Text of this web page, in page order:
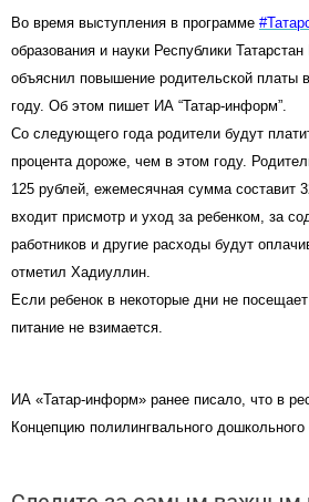
Во время выступления в программе
образования и науки Республики
объяснил повышение родительской платы
году. Об этом пишет ИА “Татар-информ”.
Со следующего года родители будут
процента дороже, чем в этом году.
125 рублей, ежемесячная сумма составит
входит присмотр и уход за ребенком, за
работников и другие расходы будут
отметил Хадиуллин.
Если ребенок в некоторые дни не
питание не взимается.
ИА «Татар-информ» ранее писало, что в
Концепцию полилингвального дошкольного